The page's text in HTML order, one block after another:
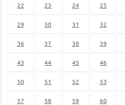
22 23 24 25
29 30 31 32
36 37 38 39
43 44 45 46
50 51 52 53
57 58 59 60